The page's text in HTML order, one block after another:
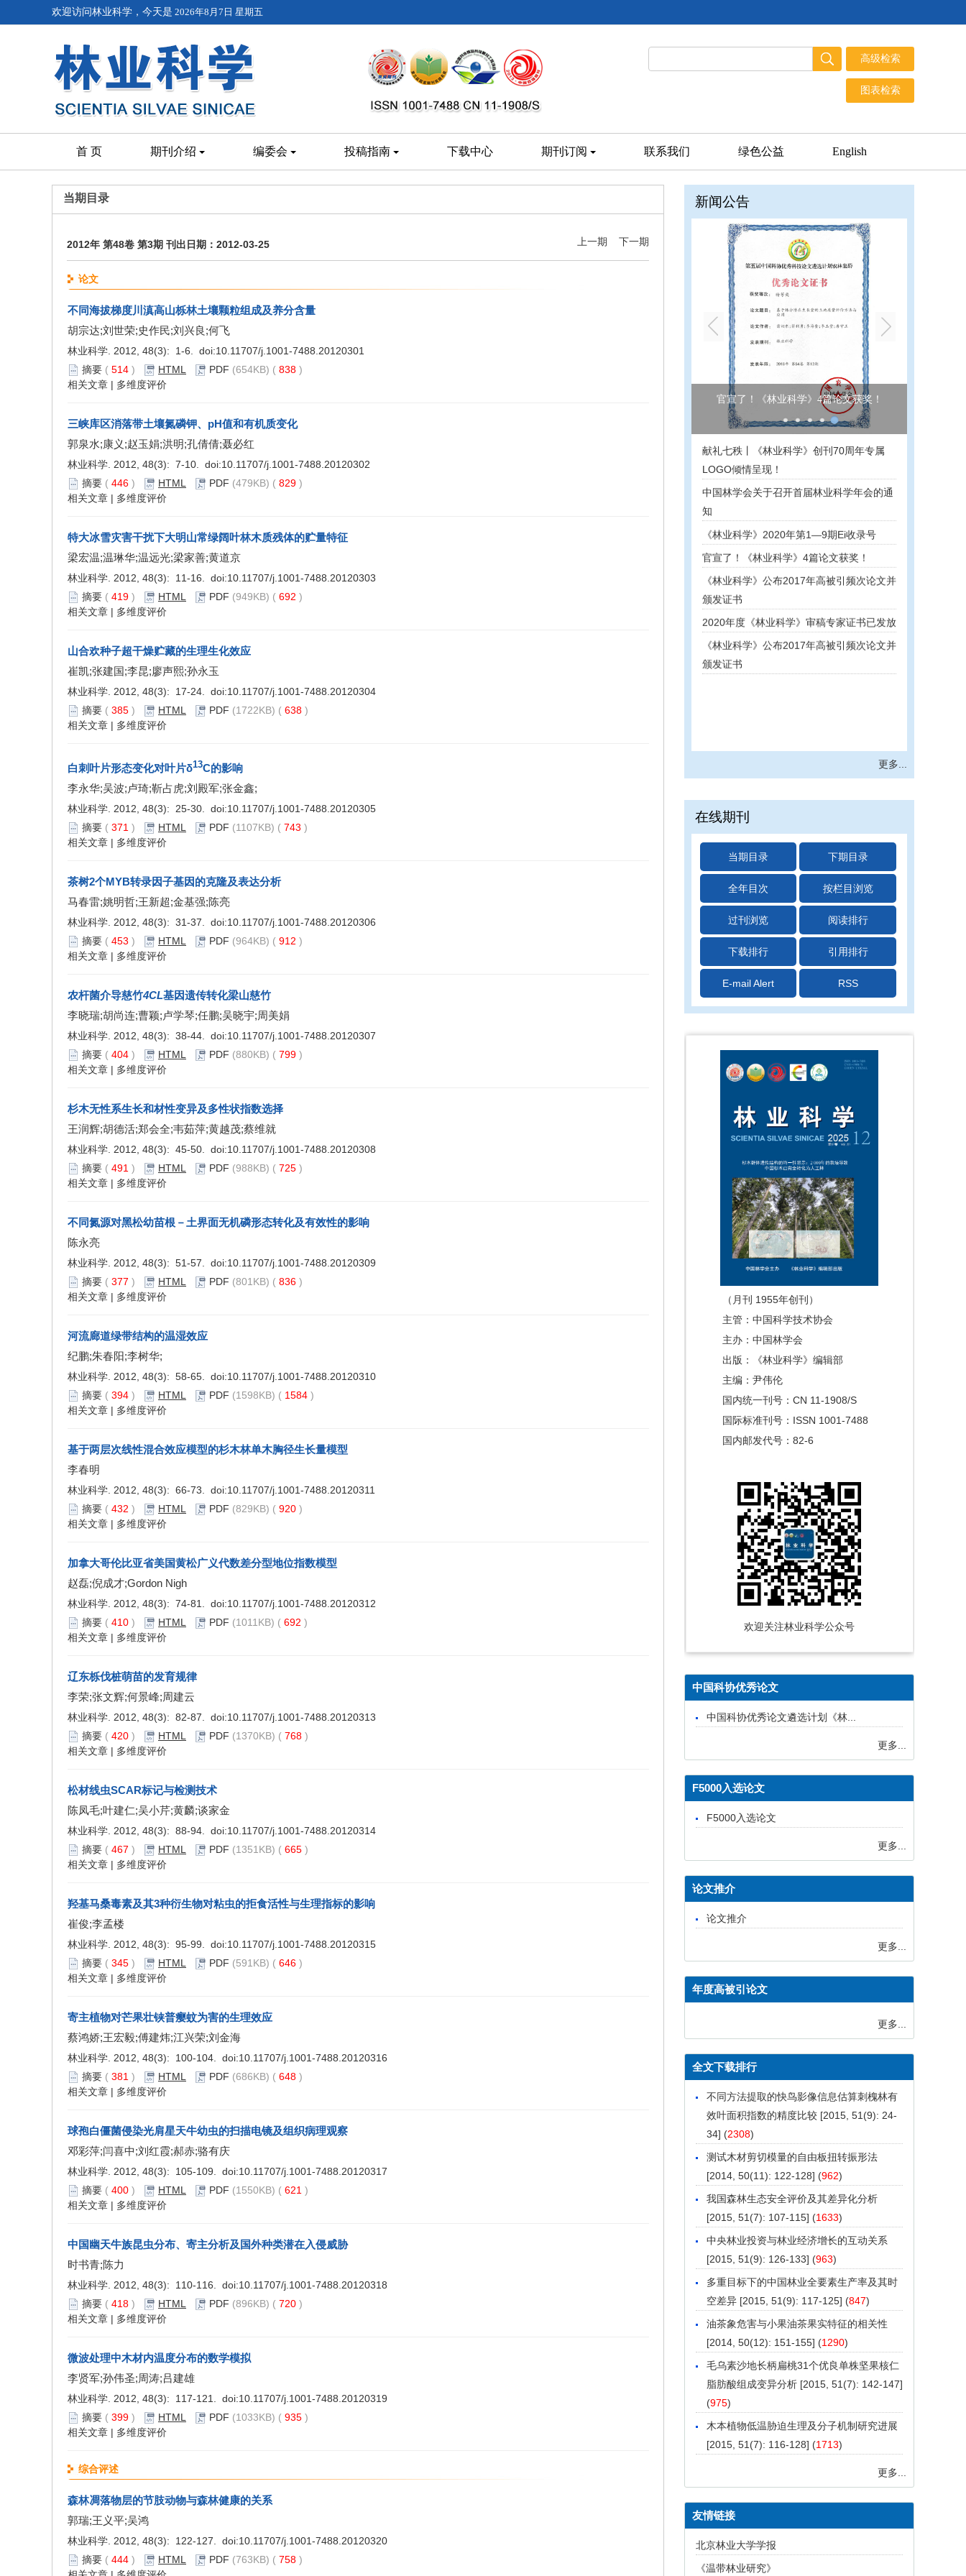
欢迎访问林业科学，今天是 2026年8月7日 星期五
首 页 期刊介绍 编委会 投稿指南 下载中心 期刊订阅 联系我们 绿色公益 English
当期目录
2012年 第48卷 第3期 刊出日期：2012-03-25 上一期 下一期
论文
不同海拔梯度川滇高山栎林土壤颗粒组成及养分含量
胡宗达;刘世荣;史作民;刘兴良;何飞
林业科学. 2012, 48(3): 1-6. doi:10.11707/j.1001-7488.20120301
摘要 ( 514 ) HTML PDF (654KB) ( 838 )
相关文章 | 多维度评价
三峡库区消落带土壤氮磷钾、pH值和有机质变化
郭泉水;康义;赵玉娟;洪明;孔倩倩;聂必红
林业科学. 2012, 48(3): 7-10. doi:10.11707/j.1001-7488.20120302
摘要 ( 446 ) HTML PDF (479KB) ( 829 )
相关文章 | 多维度评价
特大冰雪灾害干扰下大明山常绿阔叶林木质残体的贮量特征
梁宏温;温琳华;温远光;梁家善;黄道京
林业科学. 2012, 48(3): 11-16. doi:10.11707/j.1001-7488.20120303
摘要 ( 419 ) HTML PDF (949KB) ( 692 )
相关文章 | 多维度评价
山合欢种子超干燥贮藏的生理生化效应
崔凯;张建国;李昆;廖声熙;孙永玉
林业科学. 2012, 48(3): 17-24. doi:10.11707/j.1001-7488.20120304
摘要 ( 385 ) HTML PDF (1722KB) ( 638 )
相关文章 | 多维度评价
白刺叶片形态变化对叶片δ13C的影响
李永华;吴波;卢琦;靳占虎;刘殿军;张金鑫;
林业科学. 2012, 48(3): 25-30. doi:10.11707/j.1001-7488.20120305
摘要 ( 371 ) HTML PDF (1107KB) ( 743 )
相关文章 | 多维度评价
茶树2个MYB转录因子基因的克隆及表达分析
马春雷;姚明哲;王新超;金基强;陈亮
林业科学. 2012, 48(3): 31-37. doi:10.11707/j.1001-7488.20120306
摘要 ( 453 ) HTML PDF (964KB) ( 912 )
相关文章 | 多维度评价
农杆菌介导慈竹4CL基因遗传转化梁山慈竹
李晓瑞;胡尚连;曹颖;卢学琴;任鹏;吴晓宇;周美娟
林业科学. 2012, 48(3): 38-44. doi:10.11707/j.1001-7488.20120307
摘要 ( 404 ) HTML PDF (880KB) ( 799 )
相关文章 | 多维度评价
杉木无性系生长和材性变异及多性状指数选择
王润辉;胡德活;郑会全;韦茹萍;黄越茂;蔡维就
林业科学. 2012, 48(3): 45-50. doi:10.11707/j.1001-7488.20120308
摘要 ( 491 ) HTML PDF (988KB) ( 725 )
相关文章 | 多维度评价
不同氮源对黑松幼苗根－土界面无机磷形态转化及有效性的影响
陈永亮
林业科学. 2012, 48(3): 51-57. doi:10.11707/j.1001-7488.20120309
摘要 ( 377 ) HTML PDF (801KB) ( 836 )
相关文章 | 多维度评价
河流廊道绿带结构的温湿效应
纪鹏;朱春阳;李树华;
林业科学. 2012, 48(3): 58-65. doi:10.11707/j.1001-7488.20120310
摘要 ( 394 ) HTML PDF (1598KB) ( 1584 )
相关文章 | 多维度评价
基于两层次线性混合效应模型的杉木林单木胸径生长量模型
李春明
林业科学. 2012, 48(3): 66-73. doi:10.11707/j.1001-7488.20120311
摘要 ( 432 ) HTML PDF (829KB) ( 920 )
相关文章 | 多维度评价
加拿大哥伦比亚省美国黄松广义代数差分型地位指数模型
赵磊;倪成才;Gordon Nigh
林业科学. 2012, 48(3): 74-81. doi:10.11707/j.1001-7488.20120312
摘要 ( 410 ) HTML PDF (1011KB) ( 692 )
相关文章 | 多维度评价
辽东栎伐桩萌苗的发育规律
李荣;张文辉;何景峰;周建云
林业科学. 2012, 48(3): 82-87. doi:10.11707/j.1001-7488.20120313
摘要 ( 420 ) HTML PDF (1370KB) ( 768 )
相关文章 | 多维度评价
松材线虫SCAR标记与检测技术
陈凤毛;叶建仁;吴小芹;黄麟;谈家金
林业科学. 2012, 48(3): 88-94. doi:10.11707/j.1001-7488.20120314
摘要 ( 467 ) HTML PDF (1351KB) ( 665 )
相关文章 | 多维度评价
羟基马桑毒素及其3种衍生物对粘虫的拒食活性与生理指标的影响
崔俊;李孟楼
林业科学. 2012, 48(3): 95-99. doi:10.11707/j.1001-7488.20120315
摘要 ( 345 ) HTML PDF (591KB) ( 646 )
相关文章 | 多维度评价
寄主植物对芒果壮铗普瘿蚊为害的生理效应
蔡鸿娇;王宏毅;傅建炜;江兴荣;刘金海
林业科学. 2012, 48(3): 100-104. doi:10.11707/j.1001-7488.20120316
摘要 ( 381 ) HTML PDF (686KB) ( 648 )
相关文章 | 多维度评价
球孢白僵菌侵染光肩星天牛幼虫的扫描电镜及组织病理观察
邓彩萍;闫喜中;刘红霞;郝赤;骆有庆
林业科学. 2012, 48(3): 105-109. doi:10.11707/j.1001-7488.20120317
摘要 ( 400 ) HTML PDF (1550KB) ( 621 )
相关文章 | 多维度评价
中国幽天牛族昆虫分布、寄主分析及国外种类潜在入侵威胁
时书青;陈力
林业科学. 2012, 48(3): 110-116. doi:10.11707/j.1001-7488.20120318
摘要 ( 418 ) HTML PDF (896KB) ( 720 )
相关文章 | 多维度评价
微波处理中木材内温度分布的数学模拟
李贤军;孙伟圣;周涛;吕建雄
林业科学. 2012, 48(3): 117-121. doi:10.11707/j.1001-7488.20120319
摘要 ( 399 ) HTML PDF (1033KB) ( 935 )
相关文章 | 多维度评价
综合评述
森林凋落物层的节肢动物与森林健康的关系
郭瑞;王义平;吴鸿
林业科学. 2012, 48(3): 122-127. doi:10.11707/j.1001-7488.20120320
摘要 ( 444 ) HTML PDF (763KB) ( 758 )
新闻公告
官宣了！《林业科学》4篇论文获奖！
献礼七秩丨《林业科学》创刊70周年专属
LOGO倾情呈现！
中国林学会关于召开首届林业科学年会的通
知
《林业科学》致敬林业科技工作者——迎接
第八个全国科技工作者日
致谢《林业科学》2023年度审稿专家
《林业科学》继续入编新版《中文核心期刊
要目总览》
《林业科学》2021年第1―4期Ei收录号
《林业科学》2020年第10―12期Ei收录号
喜迎中国科协十大，致敬...
《林业科学》5篇论文获2020年度 “F5000
论文”提名
3.12，《林业科学》邀您一起植树！
《林业科学》2020年第1—9期Ei收录号
官宣了！《林业科学》4篇论文获奖！
《林业科学》公布2017年高被引频次论文并
颁发证书
2020年度《林业科学》审稿专家证书已发放
《林业科学》公布2017年高被引频次论文并
颁发证书
更多...
在线期刊
当期目录 下期目录
全年目次 按栏目浏览
过刊浏览 阅读排行
下载排行 引用排行
E-mail Alert RSS
（月刊 1955年创刊）
主管：中国科学技术协会
主办：中国林学会
出版：《林业科学》编辑部
主编：尹伟伦
国内统一刊号：CN 11-1908/S
国际标准刊号：ISSN 1001-7488
国内邮发代号：82-6
欢迎关注林业科学公众号
中国科协优秀论文
中国科协优秀论文遴选计划《林...
更多...
F5000入选论文
F5000入选论文
更多...
论文推介
论文推介
更多...
年度高被引论文
更多...
全文下载排行
不同方法提取的快鸟影像信息估算刺槐林有
效叶面积指数的精度比较 [2015, 51(9): 24-
34] (2308)
测试木材剪切模量的自由板扭转振形法
[2014, 50(11): 122-128] (962)
我国森林生态安全评价及其差异化分析
[2015, 51(7): 107-115] (1633)
中央林业投资与林业经济增长的互动关系
[2015, 51(9): 126-133] (963)
多重目标下的中国林业全要素生产率及其时
空差异 [2015, 51(9): 117-125] (847)
油茶象危害与小果油茶果实特征的相关性
[2014, 50(12): 151-155] (1290)
毛乌素沙地长柄扁桃31个优良单株坚果核仁
脂肪酸组成变异分析 [2015, 51(7): 142-147]
(975)
木本植物低温胁迫生理及分子机制研究进展
[2015, 51(7): 116-128] (1713)
更多...
友情链接
北京林业大学学报
《温带林业研究》